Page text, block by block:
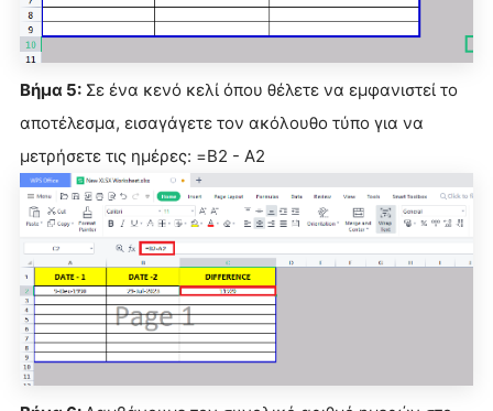
Βήμα 5: Σε ένα κενό κελί όπου θέλετε να εμφανιστεί το
αποτέλεσμα, εισαγάγετε τον ακόλουθο τύπο για να
μετρήσετε τις ημέρες: =B2 - A2